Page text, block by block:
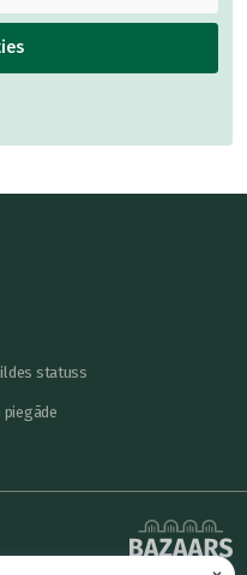
statuss
piegāde